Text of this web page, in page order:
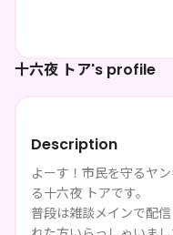
十六夜 トア's profile
Description
よーす！市民を守るヤ
る十六夜 トアです。
普段は雑談メインで配